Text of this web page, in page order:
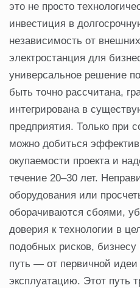
это не просто
инвестиция в
независимость от
электростанция для
универсальное решение
быть точно рассчитана,
интегрирована в
предприятия. Только при
можно добиться
окупаемости проекта и
течение 20–30 лет.
оборудования или
оборачиваются сбоями,
доверия к технологии в
подобных рисков,
путь — от первичной идеи
эксплуатацию. Этот путь